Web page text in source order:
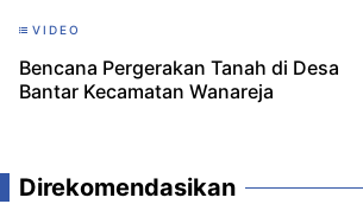
VIDEO
Bencana Pergerakan Tanah di Desa
Bantar Kecamatan Wanareja
Direkomendasikan